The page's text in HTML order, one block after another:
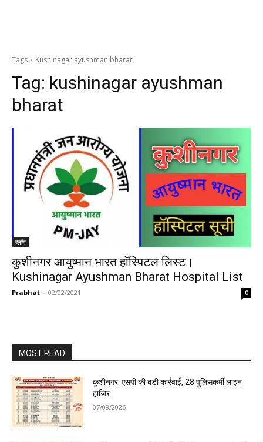
Tags Kushinagar ayushman bharat
Tag: kushinagar ayushman
bharat
ब्लॉग
कुशीनगर आयुष्मान भारत हॉस्पिटल लिस्ट।
Kushinagar Ayushman Bharat Hospital List
Prabhat - 02/02/2021 0
MOST READ
कुशीनगर: एसपी की बड़ी कार्रवाई, 28 पुलिसकर्मी लाइन
हाजिर
07/08/2026